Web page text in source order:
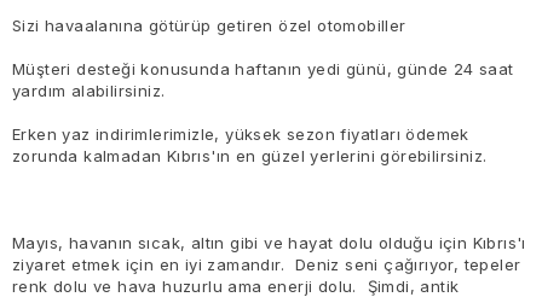
Sizi havaalanına götürüp getiren özel otomobiller
Müşteri desteği konusunda haftanın yedi günü, günde 24 saat
yardım alabilirsiniz.
Erken yaz indirimlerimizle, yüksek sezon fiyatları ödemek
zorunda kalmadan Kıbrıs'ın en güzel yerlerini görebilirsiniz.
Mayıs, havanın sıcak, altın gibi ve hayat dolu olduğu için Kıbrıs'ı
ziyaret etmek için en iyi zamandır. Deniz seni çağırıyor, tepeler
renk dolu ve hava huzurlu ama enerji dolu. Şimdi, antik